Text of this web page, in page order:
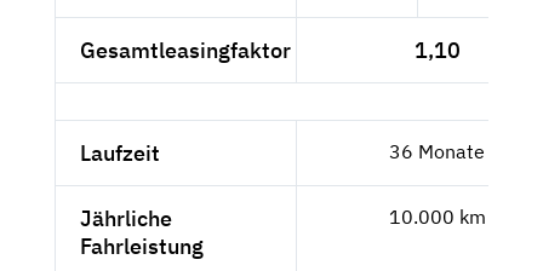
Gesamtleasingfaktor 1,10
Laufzeit 36 Monate
Jährliche
Fahrleistung
10.000 km